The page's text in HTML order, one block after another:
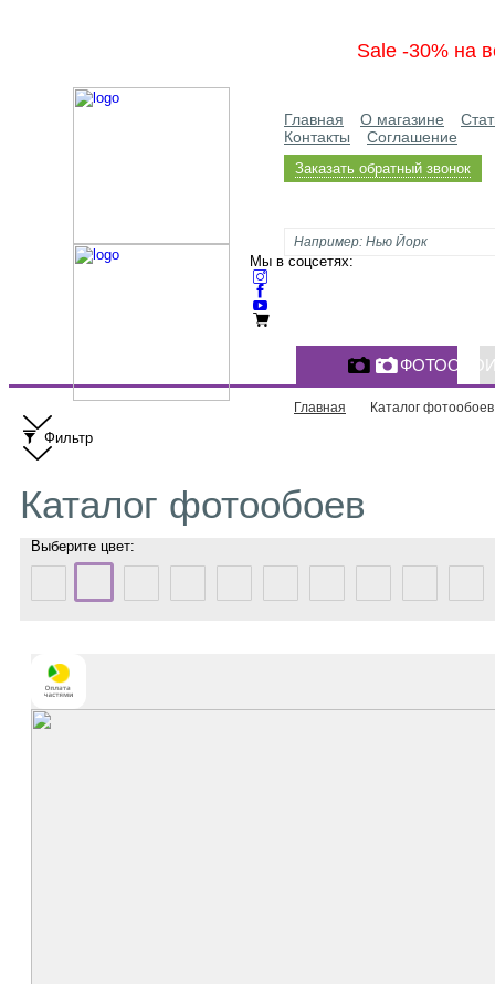
Sale -30% на
Главная О магазине
Контакты
Соглашение
Заказать обратный звонок
Мы в соцсетях:
Главная Каталог фотообоев
Фильтр
Каталог фотообоев
Выберите цвет: